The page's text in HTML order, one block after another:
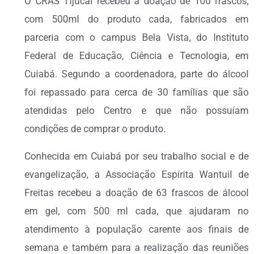
com 500ml do produto cada, fabricados em
parceria com o campus Bela Vista, do Instituto
Federal de Educação, Ciência e Tecnologia, em
Cuiabá. Segundo a coordenadora, parte do álcool
foi repassado para cerca de 30 famílias que são
atendidas pelo Centro e que não possuíam
condições de comprar o produto.
Conhecida em Cuiabá por seu trabalho social e de
evangelização, a Associação Espírita Wantuil de
Freitas recebeu a doação de 63 frascos de álcool
em gel, com 500 ml cada, que ajudaram no
atendimento à população carente aos finais de
semana e também para a realização das reuniões